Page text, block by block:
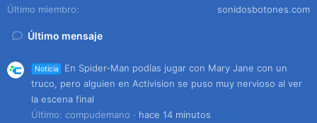
Último miembro
sonidosbotones.com
Último mensaje
Noticia
En Spider-Man podías jugar con Mary Jane con un
truco, pero alguien en Activision se puso muy nervioso al ver
la escena final
Último: compudemano
hace 14 minutos